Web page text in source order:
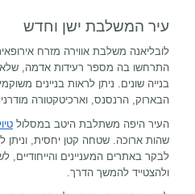
עיר המשלבת ישן וחדש
לובליאנה משלבת אווירה מזרח
התרחשו בה מספר רעידות אדמה,
בנייה שונים. ניתן לראות בניינים
הבארוק, הרנסנס, וארכיטקטורה
העיר היפה משתלבת היטב במסלול
שהות ארוכה. שטחה קטן יחסית, וניתן
לבקר באתרים המעניינים
ולהצטייד להמשך הדרך.